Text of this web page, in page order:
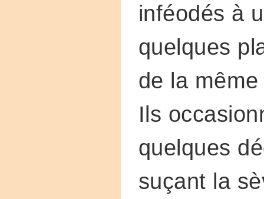
inféodés à
quelques
de la
Ils
quelques
suçant la